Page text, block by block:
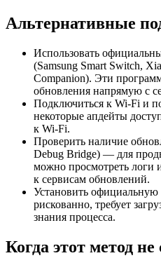
Альтернативные
Использовать
(Samsung Smart Switch,
Companion). Эти
обновления напрямую с
Подключиться к Wi‑Fi и
некоторые апдейты
к Wi‑Fi.
Проверить наличие
Debug Bridge) — для
можно просмотреть логи
к сервисам обновлений.
Установить
рискованно, требует
знания процесса.
Когда этот метод